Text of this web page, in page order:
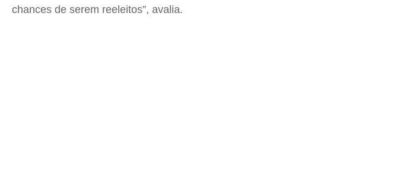
chances de serem reeleitos”, avalia.